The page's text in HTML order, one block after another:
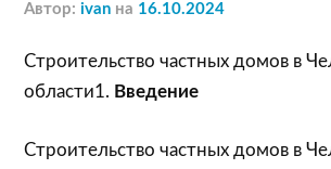
Автор:ivan на 16.10.2024
Строительство частных домов в
области1. Введение
Строительство частных домов в